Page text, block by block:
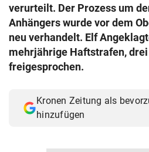
© Krone Multimedia GmbH & Co KG
Muthgasse 2, 1190 Wien
verurteilt. Der Prozess um
Anhängers wurde vor dem
neu verhandelt. Elf
mehrjährige Haftstrafen,
freigesprochen.
Kronen Zeitung als
hinzufügen